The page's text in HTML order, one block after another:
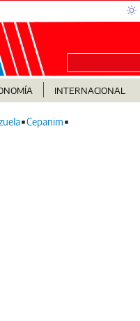
INTERNACIONAL
Cepanim